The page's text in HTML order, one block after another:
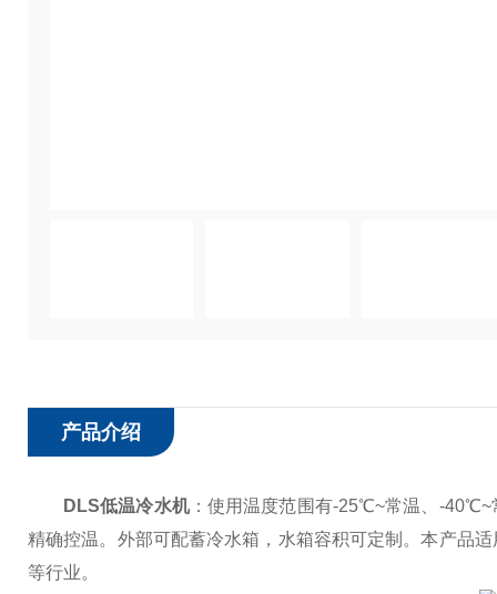
产品介绍
DLS低温冷水机：使用温度范围有-25℃~常温、-40℃~
精确控温。外部可配蓄冷水箱，水箱容积可定制。本产品
等行业。